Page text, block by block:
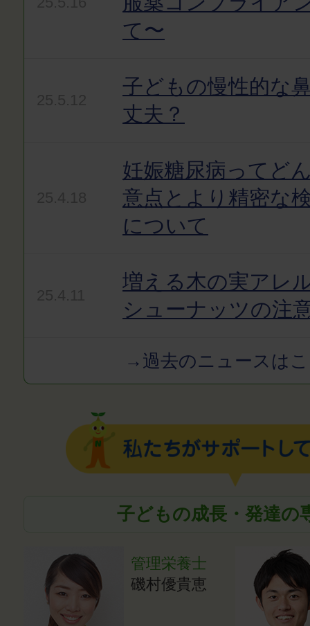
て〜
子どもの慢性的な
丈夫？
妊娠糖尿病ってど
意点とより精密な
について
増える木の実アレ
シューナッツの注
→過去のニュースは
子どもの成長・発達の
管理栄養士
磯村優貴恵